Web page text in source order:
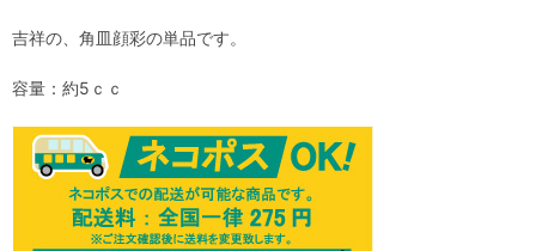
吉祥の、角皿顔彩の単品です。
容量：約5ｃｃ